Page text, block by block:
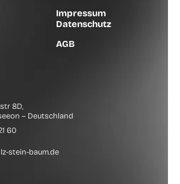
Impressum
Datenschutz
AGB
8D,
– Deutschland
60
stein-baum.de